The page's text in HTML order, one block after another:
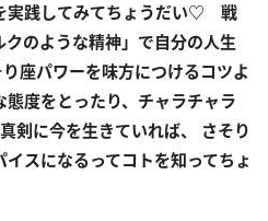
践してみてちょうだい♡
戦
のような精神」で自分の人生
座パワーを味方につけるコツよ
度をとったり、チャラチャラ
剣に今を生きていれば、 さそり
スになるってコトを知ってちょ